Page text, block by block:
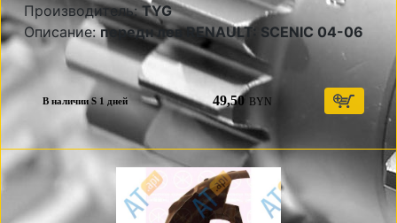
Производитель:TYG
Описание:передн лев RENAULT: SCENIC 04-06
В наличии S 1 дней 49,50 BYN